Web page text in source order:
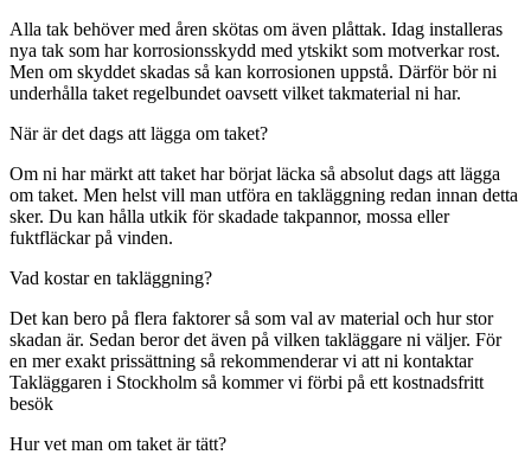
Alla tak behöver med åren skötas om även plåttak. Idag installeras
nya tak som har korrosionsskydd med ytskikt som motverkar rost.
Men om skyddet skadas så kan korrosionen uppstå. Därför bör ni
underhålla taket regelbundet oavsett vilket takmaterial ni har.
När är det dags att lägga om taket?
Om ni har märkt att taket har börjat läcka så absolut dags att lägga
om taket. Men helst vill man utföra en takläggning redan innan detta
sker. Du kan hålla utkik för skadade takpannor, mossa eller
fuktfläckar på vinden.
Vad kostar en takläggning?
Det kan bero på flera faktorer så som val av material och hur stor
skadan är. Sedan beror det även på vilken takläggare ni väljer. För
en mer exakt prissättning så rekommenderar vi att ni kontaktar
Takläggaren i Stockholm så kommer vi förbi på ett kostnadsfritt
besök
Hur vet man om taket är tätt?